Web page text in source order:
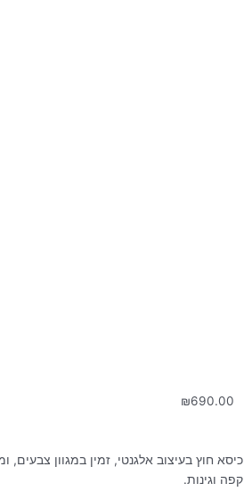
₪690.00
כיסא חוץ בעיצוב אלגנטי, זמין במגוון
קפה וגינות.